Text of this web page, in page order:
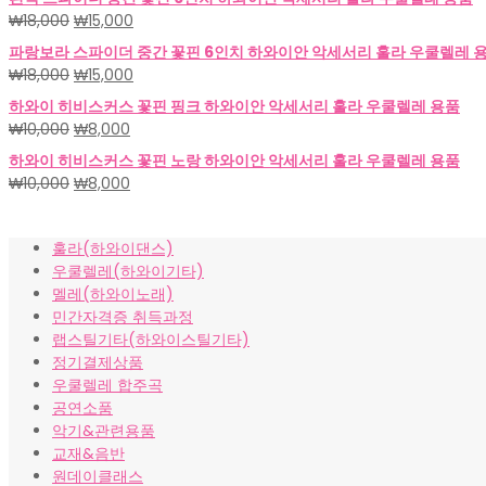
가
격:
₩18,000.
가
격:
₩15,000.
₩18,000 원
래
가
격:
₩18,000.
₩15,000
재
가
격:
₩15,000.
파랑보라 스파이더 중간 꽃핀 6인치 하와이안 악세서리 훌라 우쿨렐레
₩18,000 원
래
가
격:
₩18,000.
₩15,000
재
가
₩15,000.
하와이 히비스커스 꽃핀 핑크 하와이안 악세서리 훌라 우쿨렐레 용품
₩10,000 원
래
가
격:
₩8,000
재
가
격:
하와이 히비스커스 꽃핀 노랑 하와이안 악세서리 훌라 우쿨렐레 용품
₩10,000 원
격:
₩10,000.
₩8,000
격:
₩8,000.
훌라(하와이댄스)
우쿨렐레(하와이기타)
멜레(하와이노래)
민간자격증 취득과정
랩스틸기타(하와이스틸기타)
정기결제상품
우쿨렐레 합주곡
공연소품
악기&관련용품
교재&음반
원데이클래스